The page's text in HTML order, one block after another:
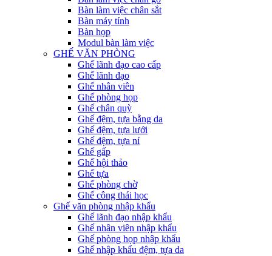
Bàn làm việc chân sắt
Bàn máy tính
Bàn họp
Modul bàn làm việc
GHẾ VĂN PHÒNG
Ghế lãnh đạo cao cấp
Ghế lãnh đạo
Ghế nhân viên
Ghế phòng họp
Ghế chân quỳ
Ghế đệm, tựa bằng da
Ghế đệm, tựa lưới
Ghế đệm, tựa nỉ
Ghế gấp
Ghế hội thảo
Ghế tựa
Ghế phòng chờ
Ghế công thái học
Ghế văn phòng nhập khẩu
Ghế lãnh đạo nhập khẩu
Ghế nhân viên nhập khẩu
Ghế phòng họp nhập khẩu
Ghế nhập khẩu đệm, tựa da